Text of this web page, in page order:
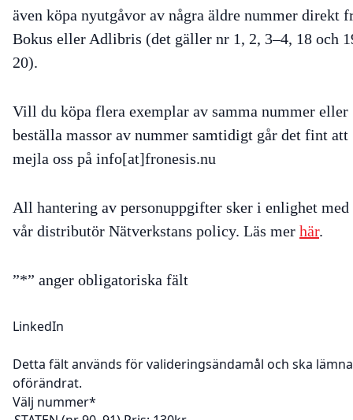
även köpa nyutgåvor av några äldre nummer direkt
Bokus eller Adlibris (det gäller nr 1, 2, 3–4, 18 och
20).
Vill du köpa flera exemplar av samma nummer eller
beställa massor av nummer samtidigt går det fint att
mejla oss på info[at]fronesis.nu
All hantering av personuppgifter sker i enlighet med
vår distributör Nätverkstans policy. Läs mer här.
”*” anger obligatoriska fält
LinkedIn
Detta fält används för valideringsändamål och ska
oförändrat.
Välj nummer*